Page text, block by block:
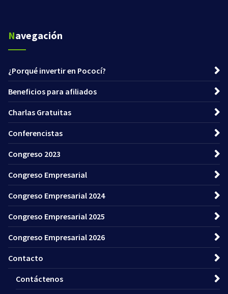
Navegación
¿Porqué invertir en Pococí?
Beneficios para afiliados
Charlas Gratuitas
Conferencistas
Congreso 2023
Congreso Empresarial
Congreso Empresarial 2024
Congreso Empresarial 2025
Congreso Empresarial 2026
Contacto
Contáctenos